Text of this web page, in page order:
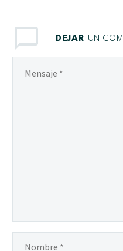
DEJAR UN